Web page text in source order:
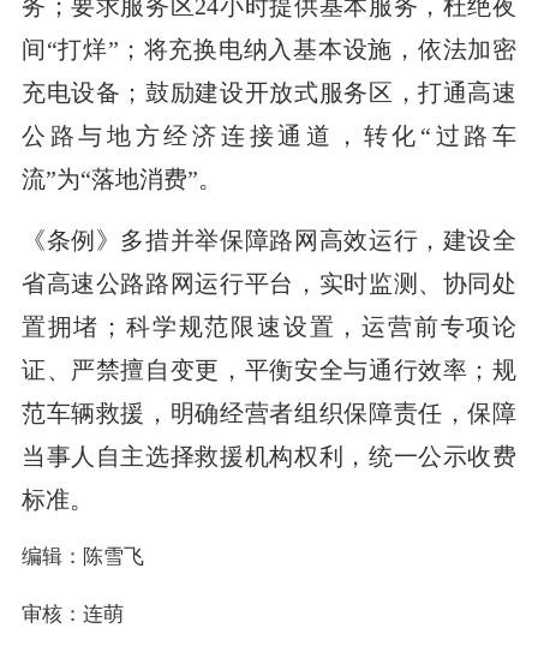
务；要求服务区24小时提供基本服务，杜绝夜
间“打烊”；将充换电纳入基本设施，依法加密
充电设备；鼓励建设开放式服务区，打通高速
公路与地方经济连接通道，转化“过路车
流”为“落地消费”。
《条例》多措并举保障路网高效运行，建设全
省高速公路路网运行平台，实时监测、协同处
置拥堵；科学规范限速设置，运营前专项论
证、严禁擅自变更，平衡安全与通行效率；规
范车辆救援，明确经营者组织保障责任，保障
当事人自主选择救援机构权利，统一公示收费
标准。
编辑：陈雪飞
审核：连萌